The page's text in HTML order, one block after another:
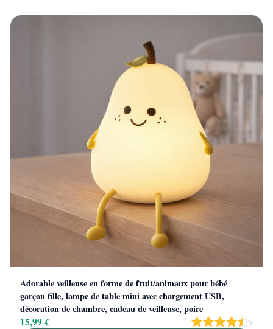
Adorable veilleuse en forme de fruit/animaux pour bébé
garçon fille, lampe de table mini avec chargement USB,
décoration de chambre, cadeau de veilleuse, poire
15,99 € 8